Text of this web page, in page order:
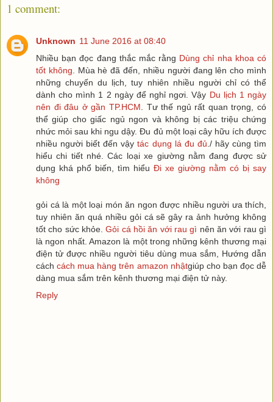
1 comment:
Unknown 11 June 2016 at 08:40
Nhiều bạn đọc đang thắc mắc rằng Dùng chỉ nha khoa có
tốt không . Mùa hè đã đến, nhiều người đang lên cho mình
những chuyến du lịch, tuy nhiên nhiều người chỉ có thể
dành cho mình 1 2 ngày để nghỉ ngơi. Vậy Du lịch 1 ngày
nên đi đâu ở gần TP.HCM . Tư thế ngủ rất quan trọng, có
thể giúp cho giấc ngủ ngon và không bị các triệu chứng
nhức mỏi sau khi ngu dậy. Đu đủ một loại cây hữu ích được
nhiều người biết đến vậytác dụng lá đu đủ ./ hãy cùng tìm
hiểu chi tiết nhé. Các loại xe giường nằm đang được sử
dụng khá phổ biến, tìm hiểu Đi xe giường nằm có bị say
không
gỏi cá là một loại món ăn ngon được nhiều người ưa thích,
tuy nhiên ăn quá nhiều gỏi cá sẽ gây ra ảnh hưởng không
tốt cho sức khỏe.Gỏi cá hồi ăn với rau gì nên ăn với rau gì
là ngon nhất. Amazon là một trong những kênh thương mại
điện tử được nhiều người tiêu dùng mua sắm, Hướng dẫn
cáchcách mua hàng trên amazon nhậtgiúp cho bạn đọc dễ
dàng mua sắm trên kênh thương mại điện tử này.
Reply